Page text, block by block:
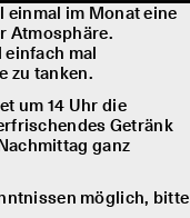
einmal im Monat eine
Atmosphäre.
einfach mal
zu tanken.
um 14 Uhr die
Getränk
ganz
möglich, bitte